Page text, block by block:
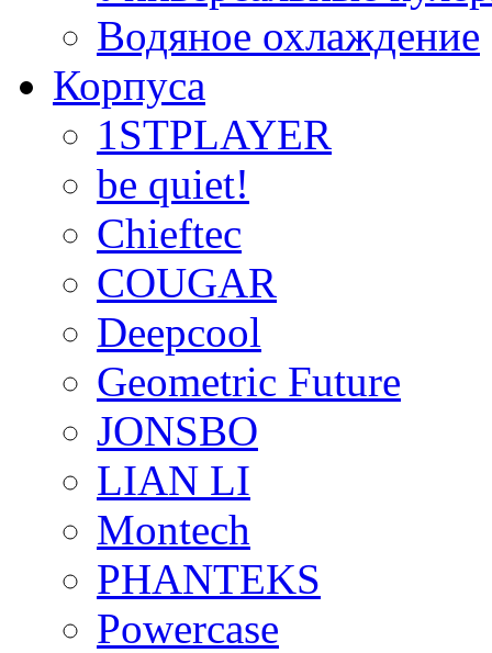
Водяное охлаждение
Корпуса
1STPLAYER
be quiet!
Chieftec
COUGAR
Deepcool
Geometric Future
JONSBO
LIAN LI
Montech
PHANTEKS
Powercase